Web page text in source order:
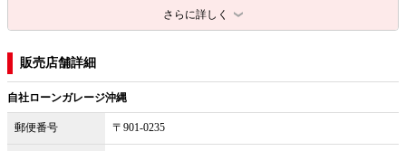
さらに詳しく
販売店舗詳細
自社ローンガレージ沖縄
郵便番号 〒901-0235